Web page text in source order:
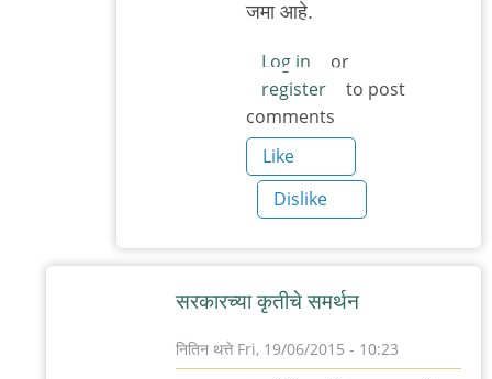
पडला.
by
३_१४
विक्षिप्त
अदिती
जमा आहे.
Log in
or
register
to post
comments
Like
Dislike
सरकारच्या कृतीचे समर्थन
नितिन थत्तेFri, 19/06/2015 - 10:23